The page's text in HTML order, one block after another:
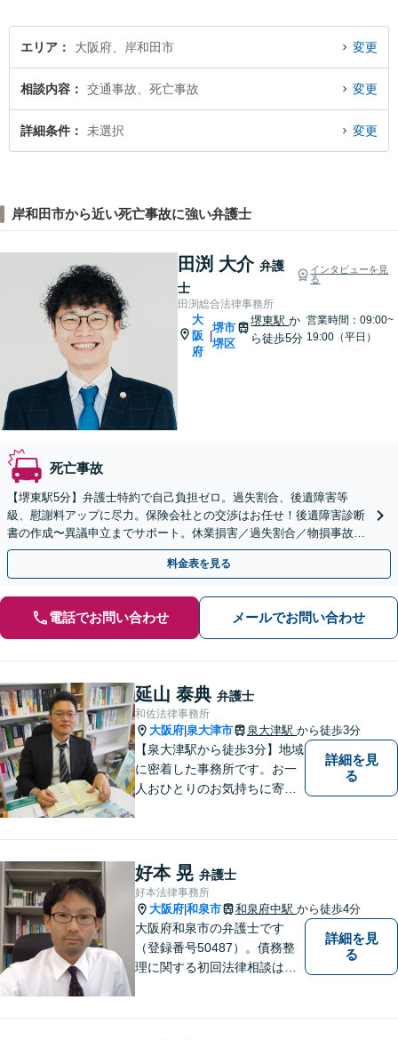
エリア 大阪府、岸和田市 変更
相談内容 交通事故、死亡事故 変更
詳細条件 未選択 変更
岸和田市から近い死亡事故に強い弁護士
田渕 大介 弁護
士
インタビューを見
る
田渕総合法律事務所
大
阪
府
|
堺市
堺区
堺東駅か
ら徒歩5分
営業時間：09:00~
19:00（平日）
死亡事故
【堺東駅5分】弁護士特約で自己負担ゼロ。過失割合、後遺障害等
級、慰謝料アップに尽力。保険会社との交渉はお任せ！後遺障害診断
書の作成〜異議申立までサポート。休業損害／過失割合／物損事故に
も精通。【オンライン可】
料金表を見る
電話でお問い合わせ メールでお問い合わせ
延山 泰典 弁護士
和佐法律事務所
大阪府 泉大津市 泉大津駅 から徒歩3分
【泉大津駅から徒歩3分】地域
に密着した事務所です。お一
人おひとりのお気持ちに寄り
詳細を見
る
好本 晃 弁護士
好本法律事務所
大阪府 和泉市 和泉府中駅 から徒歩4分
大阪府和泉市の弁護士です
（登録番号50487）。債務整
理に関する初回法律相談は無
詳細を見
る